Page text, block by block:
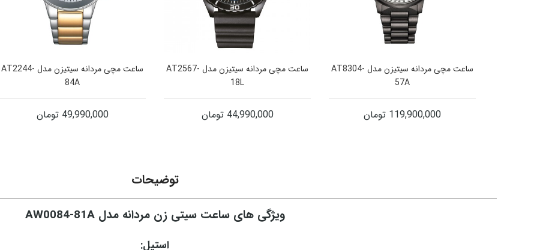
ساعت مچی مردانه سیتیزن مدل AT8304-
57A
119,900,000 تومان
ساعت مچی مردانه سیتیزن مدل AT2567-
18L
44,990,000 تومان
ساعت مچی مردانه سیتیزن مدل AT2244-
84A
49,990,000 تومان
توضیحات
ویژگی های ساعت سیتی زن مردانه مدل AW0084-81A
استیل: